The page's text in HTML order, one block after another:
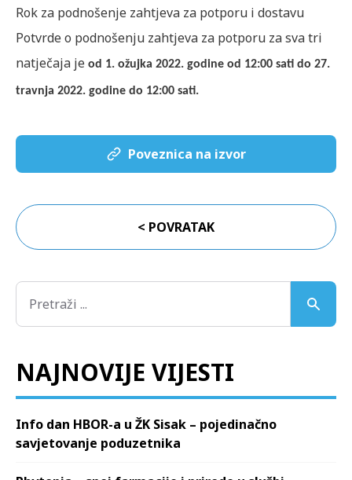
Rok za podnošenje zahtjeva za potporu i dostavu
Potvrde o podnošenju zahtjeva za potporu za sva tri
natječaja je od 1. ožujka 2022. godine od 12:00 sati do 27.
travnja 2022. godine do 12:00 sati.
Poveznica na izvor
< POVRATAK
NAJNOVIJE VIJESTI
Info dan HBOR-a u ŽK Sisak – pojedinačno
savjetovanje poduzetnika